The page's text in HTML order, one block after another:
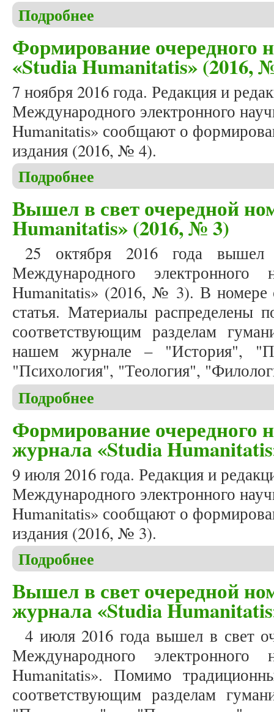
Подробнее
Формирование очередного
«Studia Humanitatis» (2016,
7 ноября 2016 года. Редакция и
Международного электронного
Humanitatis» сообщают о
издания (2016, № 4).
Подробнее
Вышел в свет очередной
Humanitatis» (2016, № 3)
25 октября 2016 года
Международного электронного
Humanitatis» (2016, № 3). В номере
статья. Материалы распределены
соответствующим разделам
нашем журнале – "История",
"Психология", "Теология",
Подробнее
Формирование очередного
журнала «Studia
9 июля 2016 года. Редакция и
Международного электронного
Humanitatis» сообщают о
издания (2016, № 3).
Подробнее
Вышел в свет очередной
журнала «Studia
4 июля 2016 года вышел в свет
Международного электронного
Humanitatis». Помимо
соответствующим разделам